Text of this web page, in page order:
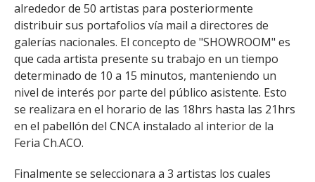
alrededor de 50 artistas para posteriormente
distribuir sus portafolios vía mail a directores de
galerías nacionales. El concepto de "SHOWROOM" es
que cada artista presente su trabajo en un tiempo
determinado de 10 a 15 minutos, manteniendo un
nivel de interés por parte del público asistente. Esto
se realizara en el horario de las 18hrs hasta las 21hrs
en el pabellón del CNCA instalado al interior de la
Feria Ch.ACO.
Finalmente se seleccionara a 3 artistas los cuales